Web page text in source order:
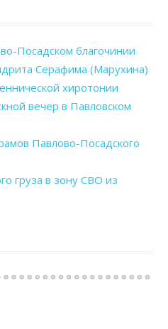
Посадском благочинии
Серафима (Марухина)
хиротонии
вечер в Павловском
Павлово-Посадского
груза в зону СВО из